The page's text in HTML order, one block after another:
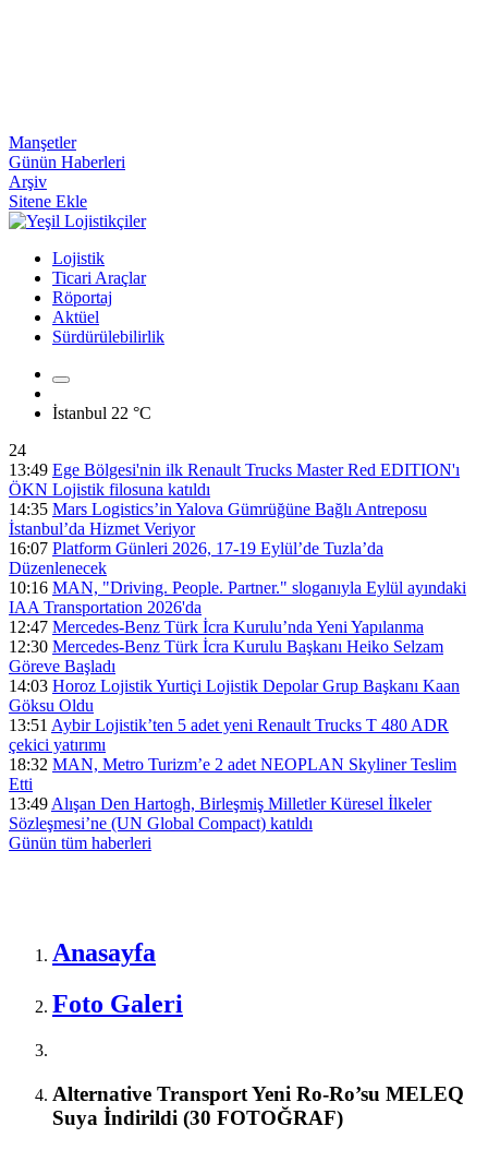
Manşetler
Günün Haberleri
Arşiv
Sitene Ekle
Lojistik
Ticari Araçlar
Röportaj
Aktüel
Sürdürülebilirlik
İstanbul 22 °C
24
13:49 Ege Bölgesi'nin ilk Renault Trucks Master Red EDITION'ı
ÖKN Lojistik filosuna katıldı
14:35 Mars Logistics’in Yalova Gümrüğüne Bağlı Antreposu
İstanbul’da Hizmet Veriyor
16:07 Platform Günleri 2026, 17-19 Eylül’de Tuzla’da
Düzenlenecek
10:16 MAN, "Driving. People. Partner." sloganıyla Eylül ayındaki
IAA Transportation 2026'da
12:47 Mercedes-Benz Türk İcra Kurulu’nda Yeni Yapılanma
12:30 Mercedes-Benz Türk İcra Kurulu Başkanı Heiko Selzam
Göreve Başladı
14:03 Horoz Lojistik Yurtiçi Lojistik Depolar Grup Başkanı Kaan
Göksu Oldu
13:51 Aybir Lojistik’ten 5 adet yeni Renault Trucks T 480 ADR
çekici yatırımı
18:32 MAN, Metro Turizm’e 2 adet NEOPLAN Skyliner Teslim
Etti
13:49 Alışan Den Hartogh, Birleşmiş Milletler Küresel İlkeler
Sözleşmesi’ne (UN Global Compact) katıldı
Günün tüm haberleri
Anasayfa
Foto Galeri
Alternative Transport Yeni Ro-Ro’su MELEQ
Suya İndirildi (30 FOTOĞRAF)